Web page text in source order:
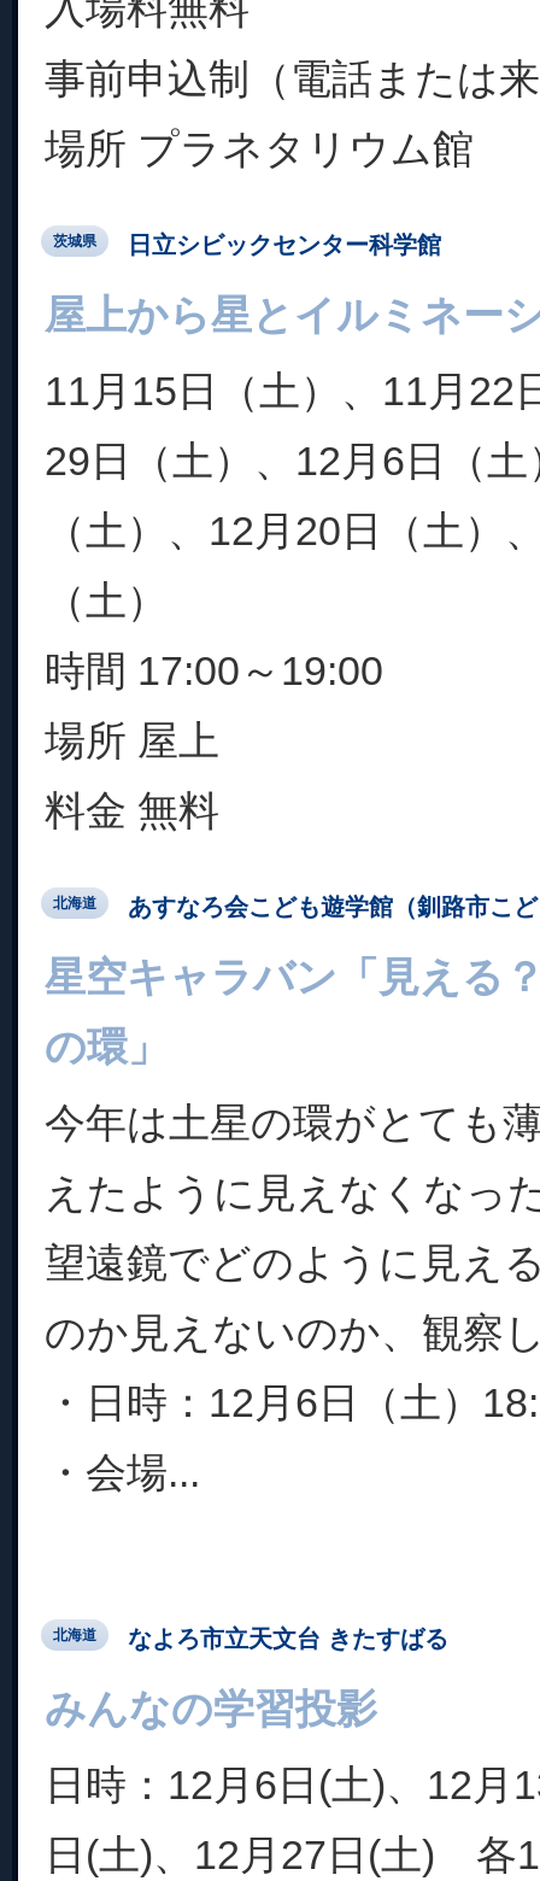
事前申込制（電話または
場所 プラネタリウム館
茨城県 日立シビックセンター科学館
屋上から星とイルミネー
11月15日（土）、11月22
29日（土）、12月6日（
（土）、12月20日（土）
（土）
時間 17:00～19:00
場所 屋上
料金 無料
北海道 あすなろ会こども遊学館（釧路市こ
星空キャラバン「見える
の環」
今年は土星の環がとても
えたように見えなくなっ
望遠鏡でどのように見え
のか見えないのか、観察
・日時：12月6日（土）
・会場...
北海道 なよろ市立天文台 きたすばる
みんなの学習投影
日時：12月6日(土)、12月
日(土)、12月27日(土) 各